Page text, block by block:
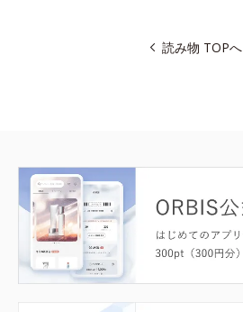
読み物 TOPへ